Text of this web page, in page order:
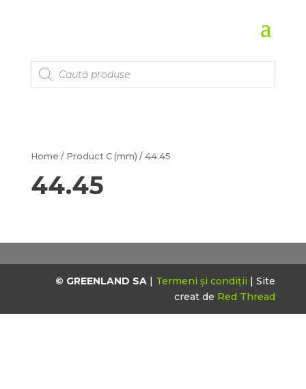
Products
search
Home / Product C (mm) / 44.45
44.45
© GREENLAND SA | Termeni și condiții | Site
creat de Red Thread